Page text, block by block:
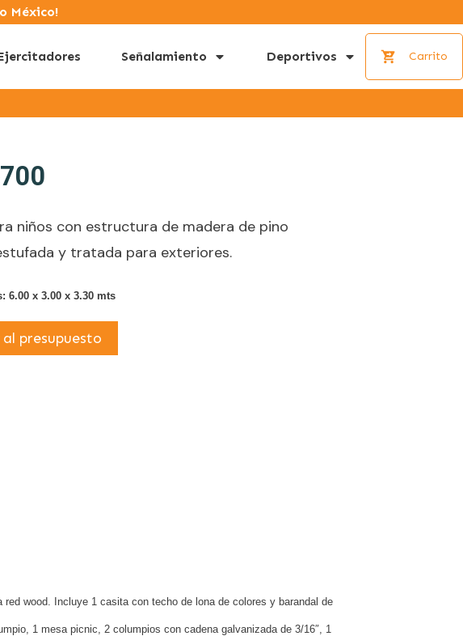
México!
Señalamiento Deportivos Carrito
niños con estructura de madera de pino
y tratada para exteriores.
6.00 x 3.00 x 3.30mts
presupuesto
wood. Incluye 1 casita con techo de lona de colores y barandal de
1 mesa picnic, 2 columpios con cadena galvanizada de 3/16″, 1